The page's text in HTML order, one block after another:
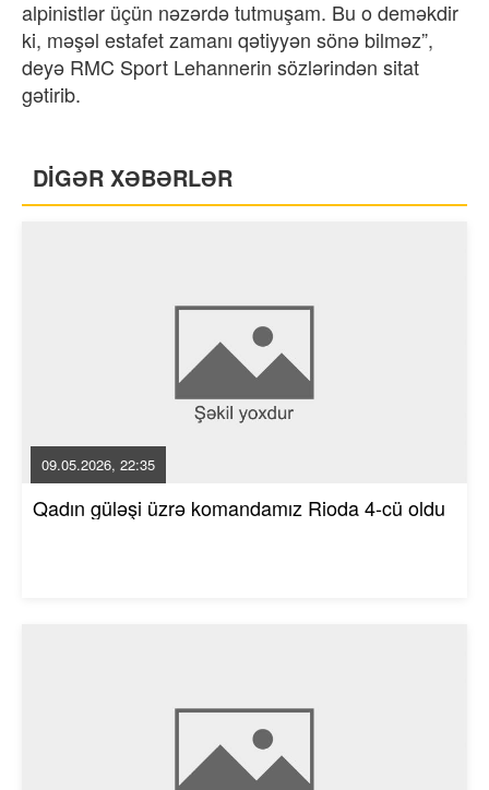
alpinistlər üçün nəzərdə tutmuşam. Bu o deməkdir
ki, məşəl estafet zamanı qətiyyən sönə bilməz”,
deyə RMC Sport Lehannerin sözlərindən sitat
gətirib.
DİGƏR XƏBƏRLƏR
09.05.2026, 22:35
Qadın güləşi üzrə komandamız Rioda 4-cü oldu